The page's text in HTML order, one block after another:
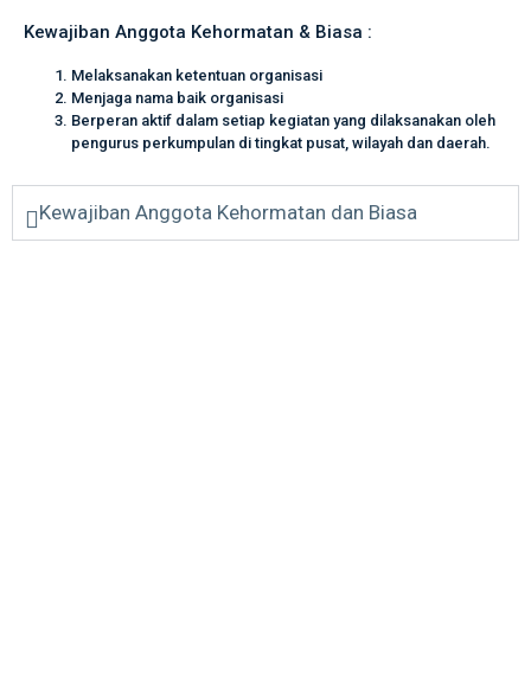
Kewajiban Anggota Kehormatan & Biasa :
Melaksanakan ketentuan organisasi
Menjaga nama baik organisasi
Berperan aktif dalam setiap kegiatan yang dilaksanakan oleh
pengurus perkumpulan di tingkat pusat, wilayah dan daerah.
Kewajiban Anggota Kehormatan dan Biasa